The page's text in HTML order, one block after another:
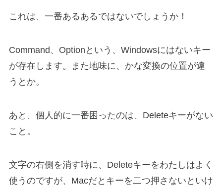
これは、一番あるあるではないでしょうか！
Command、Optionという、Windowsにはないキー
が存在します。また地味に、かな変換の位置が違
うとか。
あと、個人的に一番困ったのは、Deleteキーがない
こと。
文字の右側を消す時に、Deleteキーをわたしはよく
使うのですが、Macだとキーを二つ押さないといけ